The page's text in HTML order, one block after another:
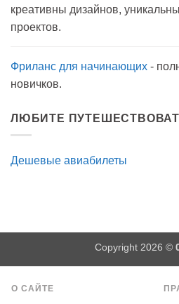
прогулку
антисептик.
креативны дизайнов,
проектов.
Фриланс для начинающих -
новичков.
ЛЮБИТЕ
Дешевые авиабилеты
Copyright 2026 ©
О САЙТЕ